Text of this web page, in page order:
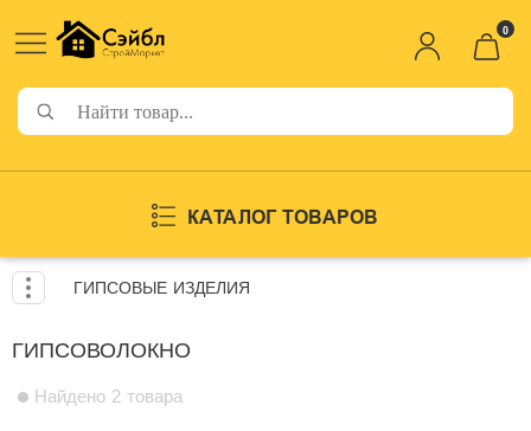
0
КАТАЛОГ ТОВАРОВ
ГИПСОВЫЕ ИЗДЕЛИЯ
ГИПСОВОЛОКНО
Найдено 2 товара